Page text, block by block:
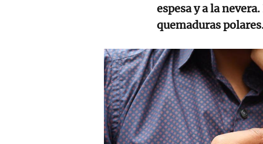
espesa y a la
quemaduras